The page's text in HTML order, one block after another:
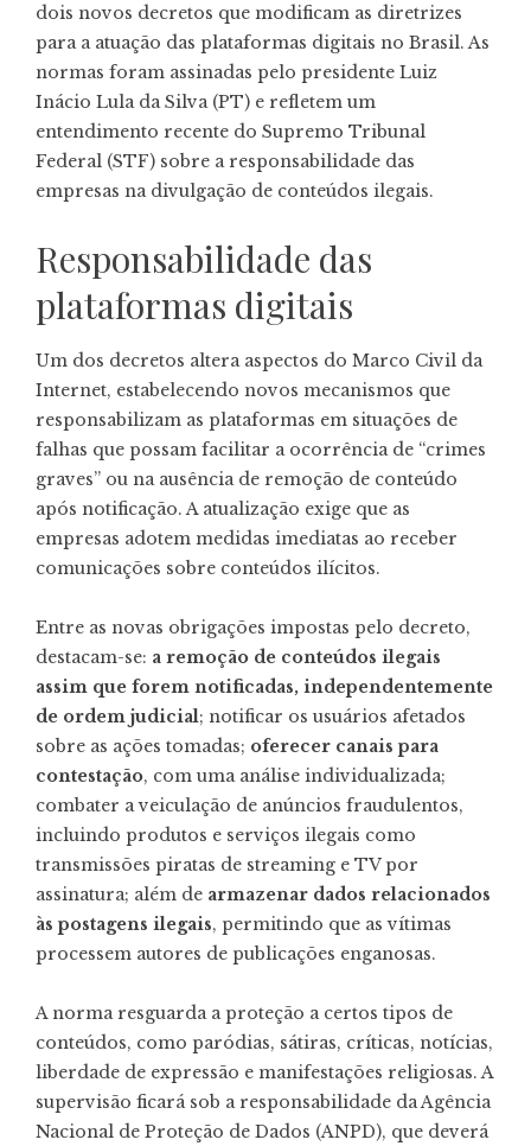
dois novos decretos que modificam as diretrizes
para a atuação das plataformas digitais no Brasil. As
normas foram assinadas pelo presidente Luiz
Inácio Lula da Silva (PT) e refletem um
entendimento recente do Supremo Tribunal
Federal (STF) sobre a responsabilidade das
empresas na divulgação de conteúdos ilegais.
Responsabilidade das
plataformas digitais
Um dos decretos altera aspectos do Marco Civil da
Internet, estabelecendo novos mecanismos que
responsabilizam as plataformas em situações de
falhas que possam facilitar a ocorrência de “crimes
graves” ou na ausência de remoção de conteúdo
após notificação. A atualização exige que as
empresas adotem medidas imediatas ao receber
comunicações sobre conteúdos ilícitos.
Entre as novas obrigações impostas pelo decreto,
destacam-se: a remoção de conteúdos ilegais
assim que forem notificadas, independentemente
de ordem judicial; notificar os usuários afetados
sobre as ações tomadas; oferecer canais para
contestação, com uma análise individualizada;
combater a veiculação de anúncios fraudulentos,
incluindo produtos e serviços ilegais como
transmissões piratas de streaming e TV por
assinatura; além de armazenar dados relacionados
às postagens ilegais, permitindo que as vítimas
processem autores de publicações enganosas.
A norma resguarda a proteção a certos tipos de
conteúdos, como paródias, sátiras, críticas, notícias,
liberdade de expressão e manifestações religiosas. A
supervisão ficará sob a responsabilidade da Agência
Nacional de Proteção de Dados (ANPD), que deverá